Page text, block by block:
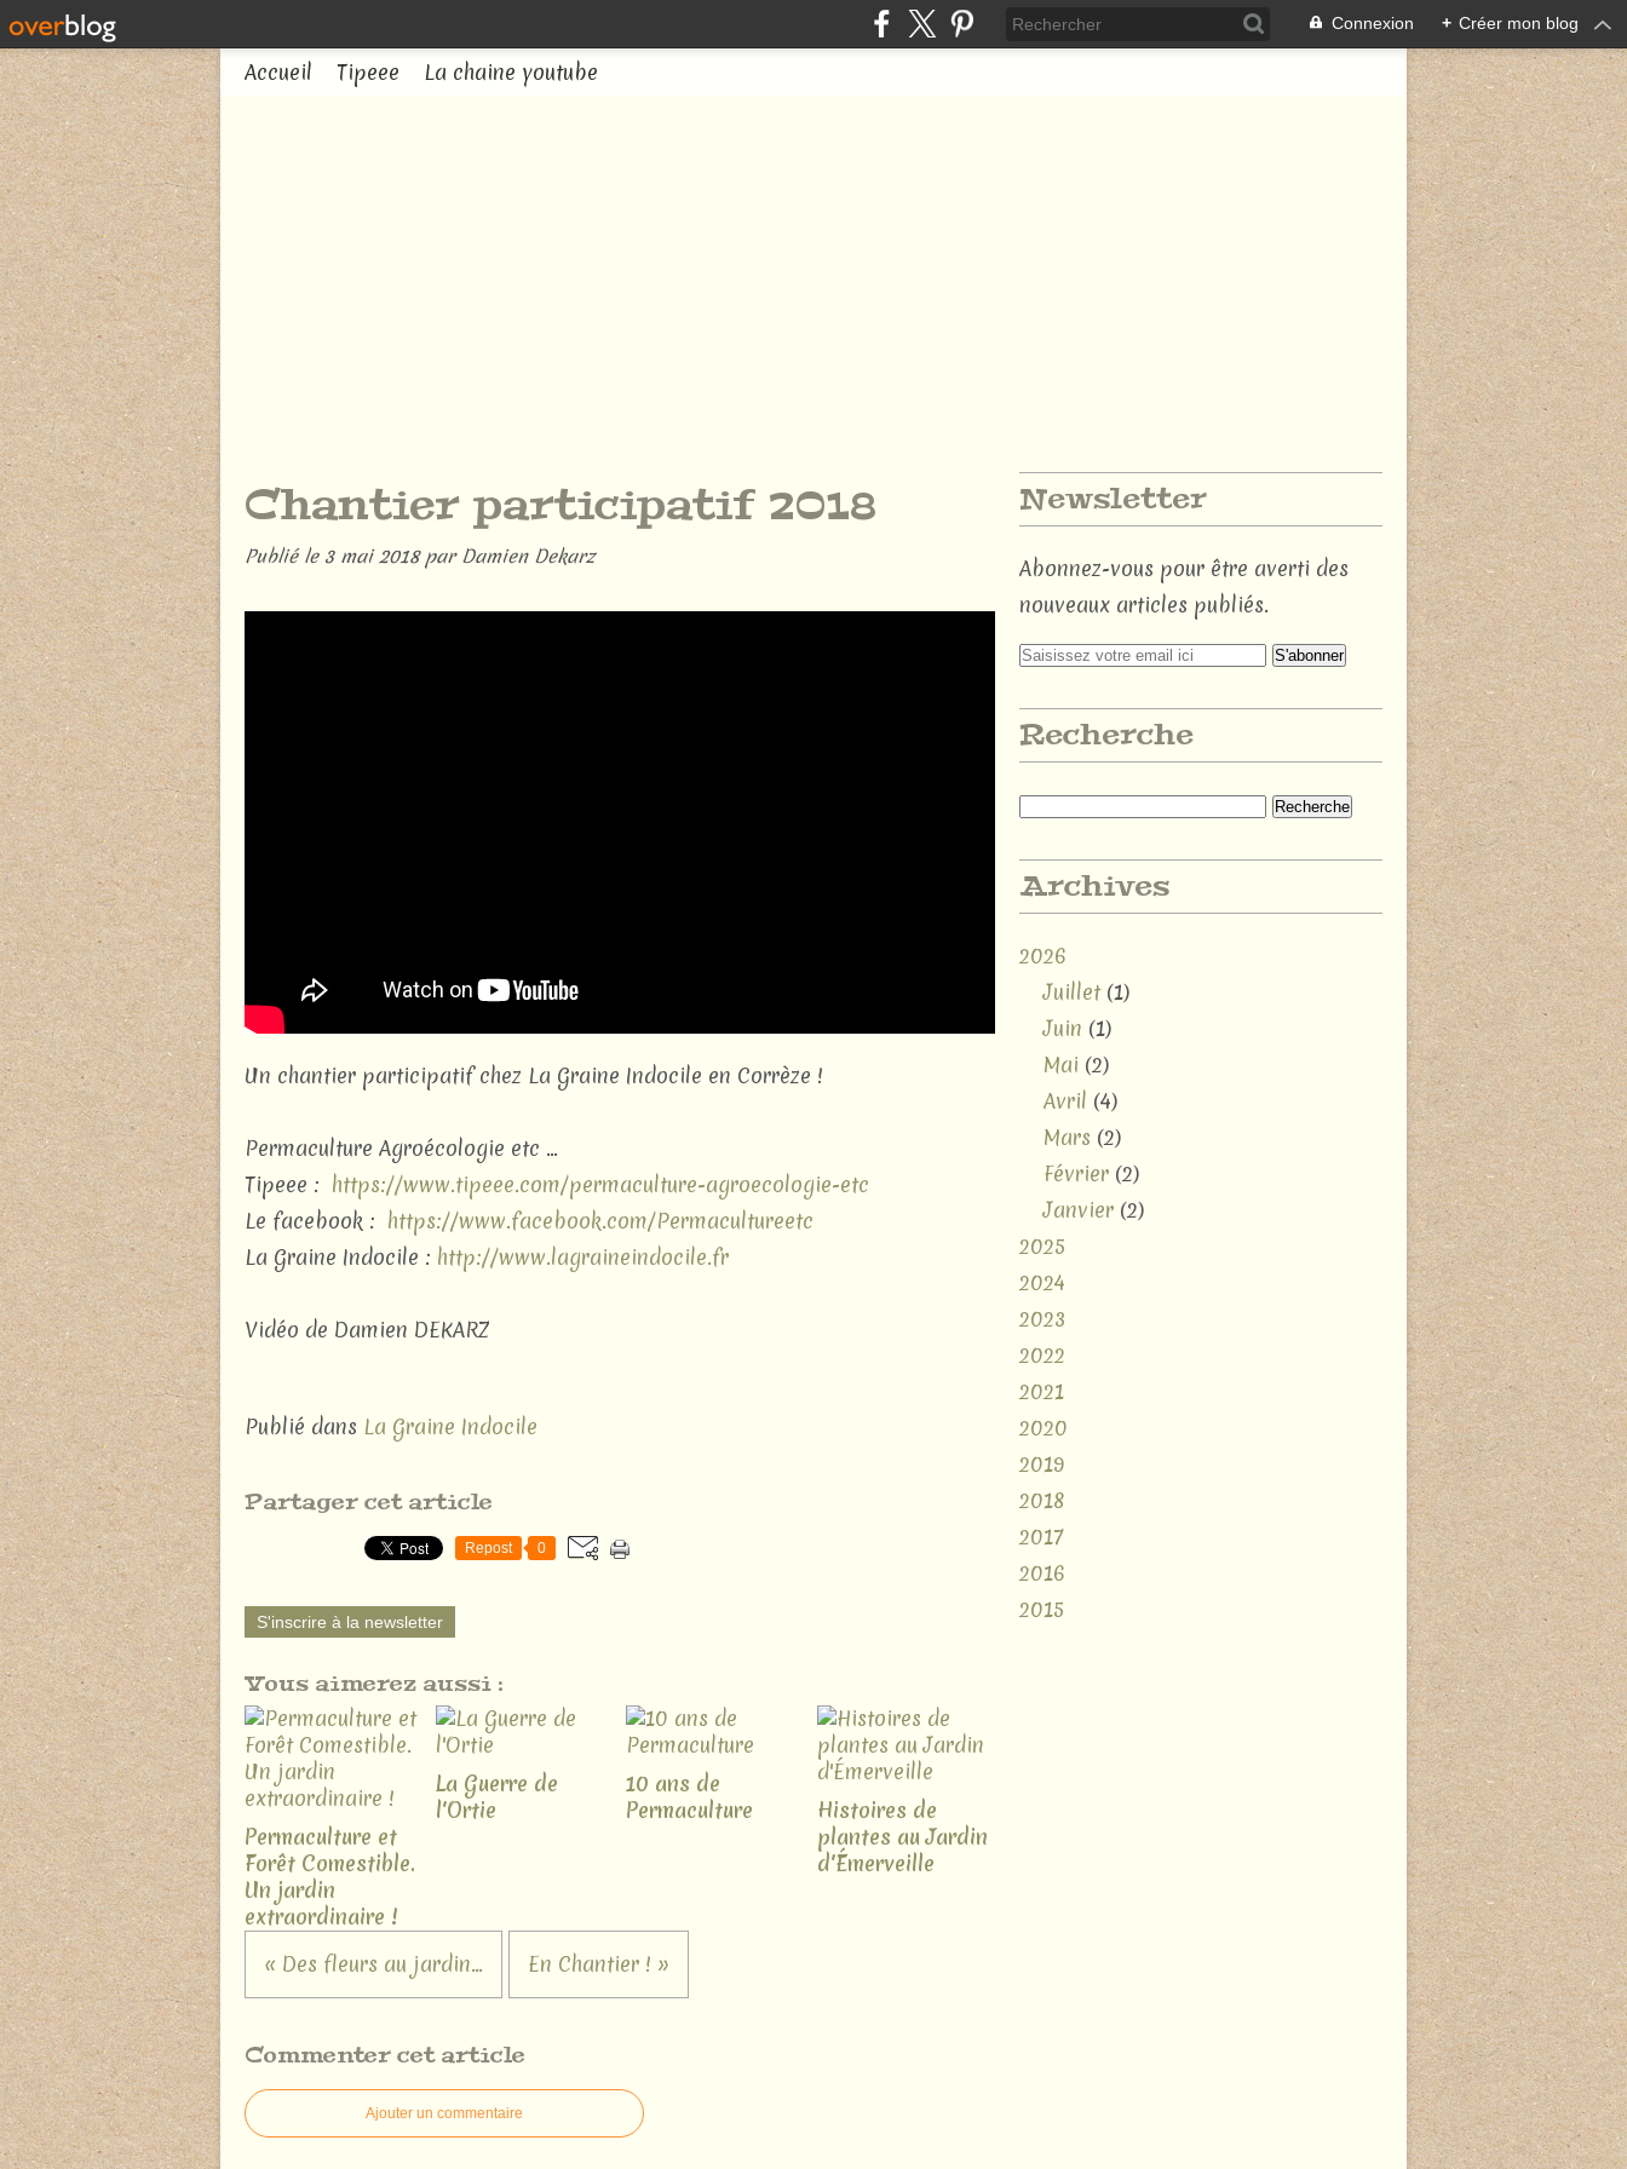
Connexion + Créer mon blog
Accueil Tipeee La chaine youtube
Chantier participatif 2018
Publié le 3 mai 2018par Damien Dekarz
Un chantier participatif chez La Graine Indocile en Corrèze !
Permaculture Agroécologie etc ...
Tipeee : https://www.tipeee.com/permaculture-agroecologie-etc
Le facebook : https://www.facebook.com/Permacultureetc
La Graine Indocile : http://www.lagraineindocile.fr
Vidéo de Damien DEKARZ
Publié dans La Graine Indocile
Partager cet article
Repost 0
S'inscrire à la newsletter
Vous aimerez aussi :
Permaculture et
Forêt Comestible.
Un jardin
extraordinaire !
La Guerre de
l'Ortie
10 ans de
Permaculture
Histoires de
plantes au Jardin
d'Émerveille
« Des fleurs au jardin... En Chantier ! »
Commenter cet article
Ajouter un commentaire
Newsletter
Abonnez-vous pour être averti des
nouveaux articles publiés.
Recherche
Archives
2026
Juillet(1)
Juin (1)
Mai (2)
Avril (4)
Mars (2)
Février (2)
Janvier (2)
2025
2024
2023
2022
2021
2020
2019
2018
2017
2016
2015